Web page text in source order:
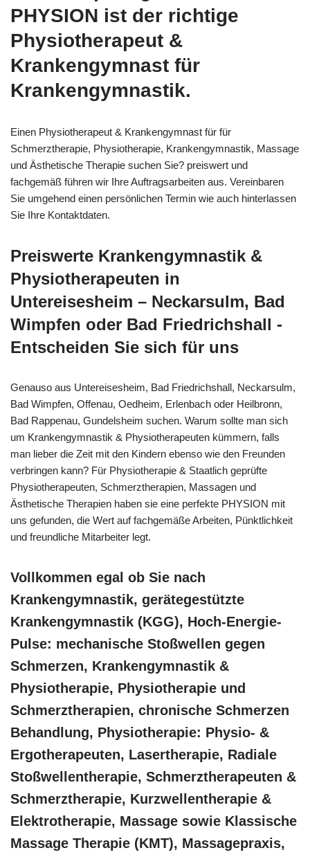
PHYSION ist der richtige
Physiotherapeut &
Krankengymnast für
Krankengymnastik.
Einen Physiotherapeut & Krankengymnast für für
Schmerztherapie, Physiotherapie, Krankengymnastik, Massage
und Ästhetische Therapie suchen Sie? preiswert und
fachgemäß führen wir Ihre Auftragsarbeiten aus. Vereinbaren
Sie umgehend einen persönlichen Termin wie auch hinterlassen
Sie Ihre Kontaktdaten.
Preiswerte Krankengymnastik &
Physiotherapeuten in
Untereisesheim – Neckarsulm, Bad
Wimpfen oder Bad Friedrichshall -
Entscheiden Sie sich für uns
Genauso aus Untereisesheim, Bad Friedrichshall, Neckarsulm,
Bad Wimpfen, Offenau, Oedheim, Erlenbach oder Heilbronn,
Bad Rappenau, Gundelsheim suchen. Warum sollte man sich
um Krankengymnastik & Physiotherapeuten kümmern, falls
man lieber die Zeit mit den Kindern ebenso wie den Freunden
verbringen kann? Für Physiotherapie & Staatlich geprüfte
Physiotherapeuten, Schmerztherapien, Massagen und
Ästhetische Therapien haben sie eine perfekte PHYSION mit
uns gefunden, die Wert auf fachgemäße Arbeiten, Pünktlichkeit
und freundliche Mitarbeiter legt.
Vollkommen egal ob Sie nach
Krankengymnastik, gerätegestützte
Krankengymnastik (KGG), Hoch-Energie-
Pulse: mechanische Stoßwellen gegen
Schmerzen, Krankengymnastik &
Physiotherapie, Physiotherapie und
Schmerztherapien, chronische Schmerzen
Behandlung, Physiotherapie: Physio- &
Ergotherapeuten, Lasertherapie, Radiale
Stoßwellentherapie, Schmerztherapeuten &
Schmerztherapie, Kurzwellentherapie &
Elektrotherapie, Massage sowie Klassische
Massage Therapie (KMT), Massagepraxis,